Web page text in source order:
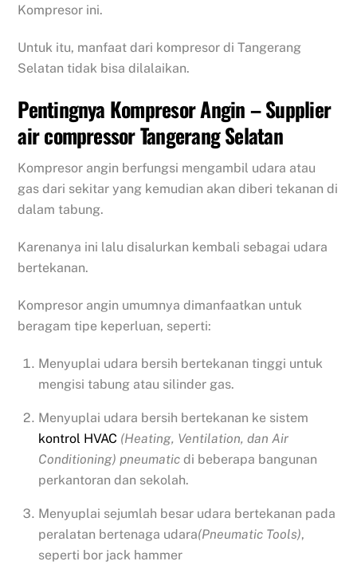
Kompresor ini.
Untuk itu, manfaat dari kompresor di Tangerang
Selatan tidak bisa dilalaikan.
Pentingnya Kompresor Angin – Supplier
air compressor Tangerang Selatan
Kompresor angin berfungsi mengambil udara atau
gas dari sekitar yang kemudian akan diberi tekanan di
dalam tabung.
Karenanya ini lalu disalurkan kembali sebagai udara
bertekanan.
Kompresor angin umumnya dimanfaatkan untuk
beragam tipe keperluan, seperti:
Menyuplai udara bersih bertekanan tinggi untuk
mengisi tabung atau silinder gas.
Menyuplai udara bersih bertekanan ke sistem
kontrol HVAC (Heating, Ventilation, dan Air
Conditioning) pneumatic di beberapa bangunan
perkantoran dan sekolah.
Menyuplai sejumlah besar udara bertekanan pada
peralatan bertenaga udara(Pneumatic Tools),
seperti bor jack hammer